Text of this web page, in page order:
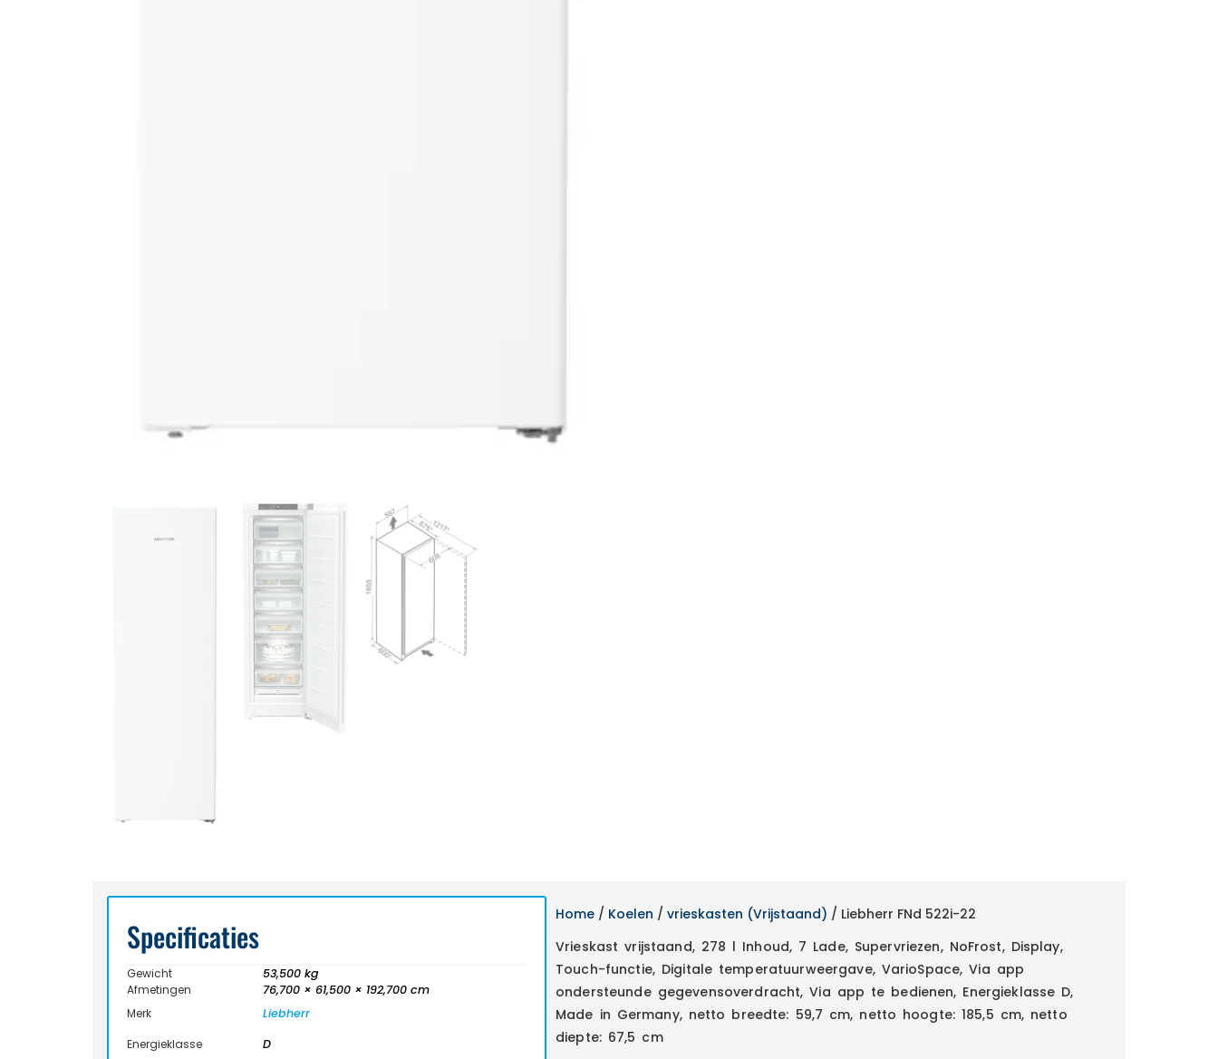
Specificaties
Gewicht
53,500 kg
Afmetingen
76,700 × 61,500 × 192,700 cm
Merk
Liebherr
Energieklasse
D
Home / Koelen /vrieskasten (Vrijstaand) / Liebherr FNd 522i-22
Vrieskast vrijstaand, 278 l Inhoud, 7 Lade, Supervriezen, NoFrost, Display,
Touch-functie, Digitale temperatuurweergave, VarioSpace, Via app
ondersteunde gegevensoverdracht, Via app te bedienen, Energieklasse D,
Made in Germany, netto breedte: 59,7 cm, netto hoogte: 185,5 cm, netto
diepte: 67,5 cm